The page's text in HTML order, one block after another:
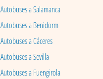
Autobuses a Salamanca
Autobuses a Benidorm
Autobuses a Cáceres
Autobuses a Sevilla
Autobuses a Fuengirola